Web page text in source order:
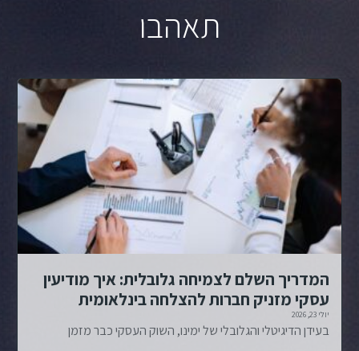
תאהבו
המדריך השלם לצמיחה גלובלית: איך מודיעין
עסקי מזניק חברות להצלחה בינלאומית
יולי 23, 2026
בעידן הדיגיטלי והגלובלי של ימינו, השוק העסקי כבר מזמן